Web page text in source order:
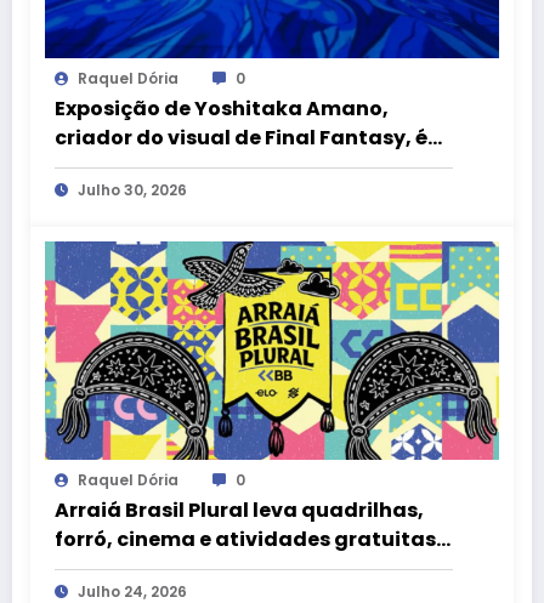
Raquel Dória 0
Exposição de Yoshitaka Amano,
criador do visual de Final Fantasy, é
atração gratuita no CCBB Brasília
Julho 30, 2026
Raquel Dória 0
Arraiá Brasil Plural leva quadrilhas,
forró, cinema e atividades gratuitas
ao CCBB Brasília
Julho 24, 2026